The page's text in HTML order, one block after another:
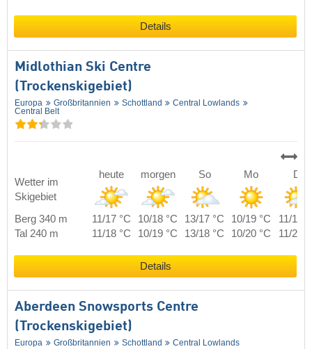
Details
Midlothian Ski Centre
(Trockenskigebiet)
Europa Großbritannien Schottland
Central Lowlands
Central Belt
Wetter im
Skigebiet
heute morgen So Mo Di
Berg 340 m 11/17 °C 10/18 °C 13/17 °C 10/19 °C
11/19
Tal 240 m
11/18 °C 10/19 °C 13/18 °C 10/20 °C 11/20
Details
Aberdeen Snowsports Centre
(Trockenskigebiet)
Europa Großbritannien Schottland Central Lowlands